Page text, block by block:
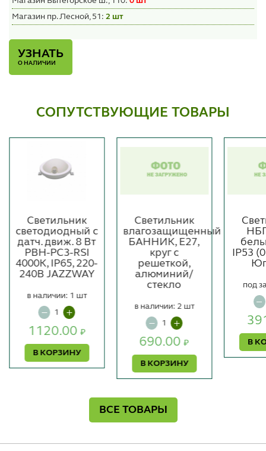
Магазин пр. Лесной, 51: 2 шт
УЗНАТЬ
О НАЛИЧИИ
СОПУТСТВУЮЩИЕ ТОВАРЫ
Светильник
светодиодный с
датч. движ. 8 Вт
PBH-PC3-RSI
4000К, IP65, 220-
240В JAZZWAY
1120.00₽
В КОРЗИНУ
в наличии: 1 шт
Светильник
влагозащищенный
БАННИК, E27,
круг с
решеткой,
алюминий/
стекло
690.00₽
В КОРЗИНУ
в наличии: 2 шт
IP53
В
под
ВСЕ ТОВАРЫ